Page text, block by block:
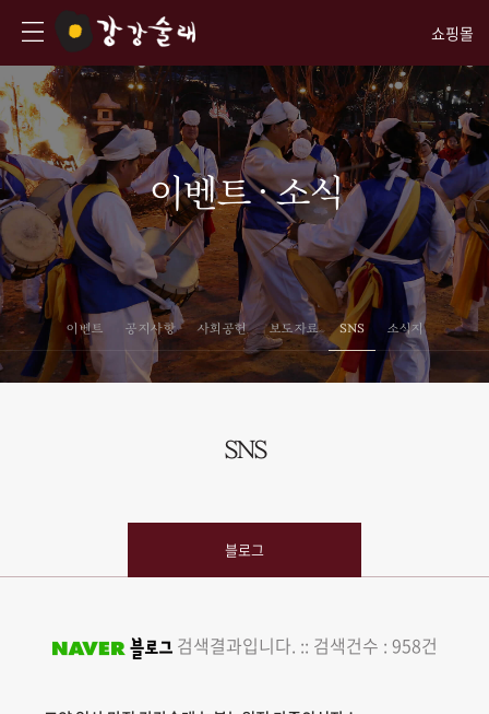
쇼핑몰
이벤트 · 소식
이벤트 공지사항 사회공헌 보도자료 SNS 소식지
SNS
블로그
검색결과입니다. :: 검색건수 : 958건